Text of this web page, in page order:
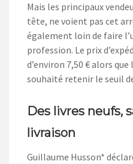
Mais les principaux
tête, ne voient pas cet
également loin de faire
profession. Le prix
d’environ 7,50 €alors que l
souhaité retenir le seuil
Des livres neufs,
livraison
Guillaume Husson*